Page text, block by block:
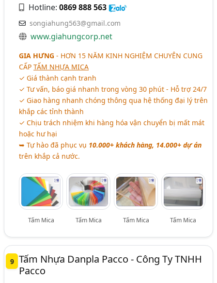
Hotline:0869 888 563
songiahung563@gmail.com
www.giahungcorp.net
GIA HƯNG - HƠN 15 NĂM KINH NGHIỆM CHUYÊN CUNG
CẤPTẤM NHỰA MICA
✓ Giá thành cạnh tranh
✓ Tư vấn, báo giá nhanh trong vòng 30 phút - Hỗ trợ 24/7
✓ Giao hàng nhanh chóng thông qua hệ thống đại lý trên
khắp các tỉnh thành
✓ Chịu trách nhiệm khi hàng hóa vận chuyển bị mất mát
hoặc hư hại
➥ Tự hào đã phục vụ 10.000+ khách hàng, 14.000+ dự án
trên khắp cả nước.
Tấm Mica Tấm Mica Tấm Mica Tấm Mica
9 Tấm Nhựa Danpla Pacco - Công Ty TNHH
Pacco